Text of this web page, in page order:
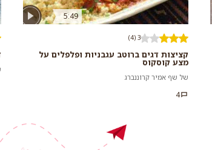
5:49
3 (4)
קציצות דגים ברוטב עגבניות ופלפלים על
מצע קוסקוס
של שף אמיר קרוננברג
4